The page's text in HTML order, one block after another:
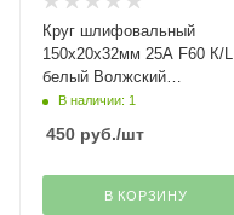
Круг шлифовальный
150х20х32мм 25А F60 К/L
белый Волжский
абразивный завод
В наличии: 1
450 руб./шт
В КОРЗИНУ